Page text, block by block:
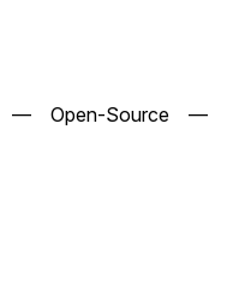
— Open-Source
—